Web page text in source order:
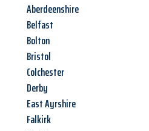
Aberdeenshire
Belfast
Bolton
Bristol
Colchester
Derby
East Ayrshire
Falkirk